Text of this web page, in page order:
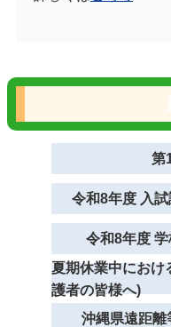
第
令和8年度 入
令和8年度
夏期休業中におけ
護者の皆様へ)
沖縄県遠距離